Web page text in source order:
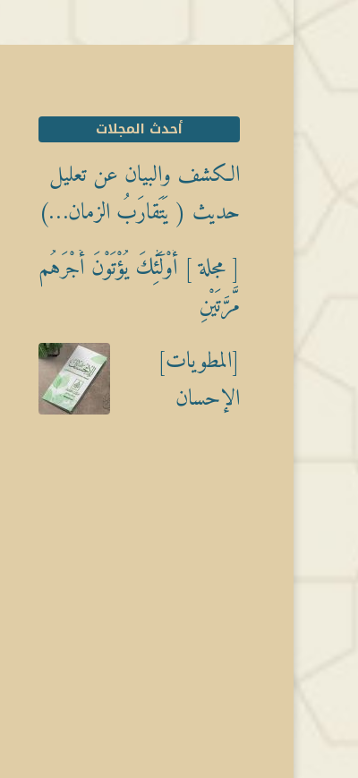
أحدث المجلات
الكشف والبيان عن تعليل
حديث ( يَتَقارَبُ الزمان…)
[ مجلة ] أُوْلَٰٓئِكَ يُؤْتَوْنَ أَجْرَهُم
مَّرَّتَيْنِ
[المطويات]
الإحسان